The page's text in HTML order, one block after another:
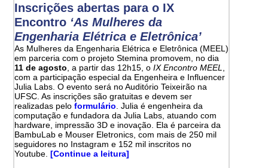
Inscrições abertas para o IX
Encontro ‘As Mulheres da
Engenharia Elétrica e Eletrônica’
As Mulheres da Engenharia Elétrica e Eletrônica (MEEL)
em parceria com o projeto Stemina promovem, no dia
11 de agosto , a partir das 12h15, o IX Encontro MEEL
com a participação especial da Engenheira e Influencer
Julia Labs. O evento será no Auditório Teixeirão na
UFSC. As inscrições são gratuitas e devem ser
realizadas peloformulário . Julia é engenheira da
computação e fundadora da Julia Labs, atuando com
hardware, impressão 3D e inovação. Ela é parceira da
BambuLab e Mouser Eletronics, com mais de 250 mil
seguidores no Instagram e 152 mil inscritos no
Youtube. [Continue a leitura]